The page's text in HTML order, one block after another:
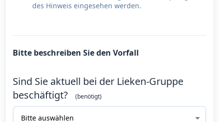
des Hinweis eingesehen werden.
Bitte beschreiben Sie den Vorfall
Sind Sie aktuell bei der Lieken-Gruppe
beschäftigt?